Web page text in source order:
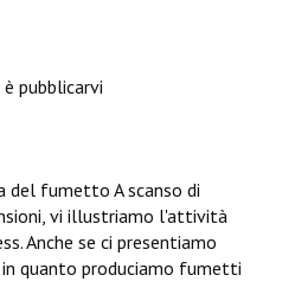
pubblicarvi
del fumetto A scanso di
vi illustriamo l'attività
Anche se ci presentiamo
quanto produciamo fumetti